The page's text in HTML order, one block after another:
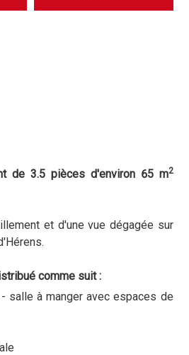
de 3.5 pièces d'environ 65 m2
et d'une vue dégagée sur
comme suit :
salle à manger avec espaces de